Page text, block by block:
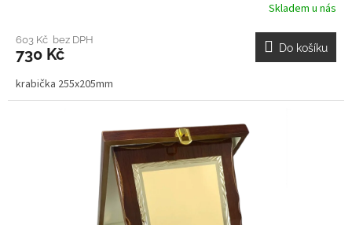
Skladem u nás
603 Kč bez DPH
730 Kč Do košíku
krabička 255x205mm